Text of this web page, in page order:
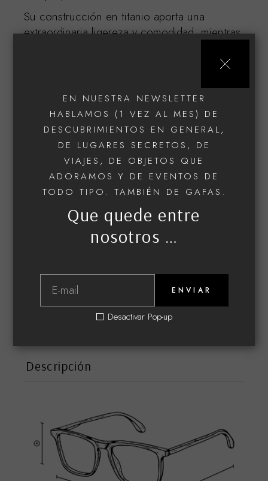
Su construcción en titanio aporta una
extraordinaria ligereza y comodidad, mientras
resultado es una montura exclusiva, llena de
carácter y diseñada para quienes valoran los
detalles auténticos.
Hecha en Japón. Grabada artesanalmente. Un
diseño donde la artesanía y la elegancia se
encuentran en cada detalle.
1 disponibles
CATEGORÍAS: MATSUDA
Descripción
EN NUESTRA NEWSLETTER
HABLAMOS (1 VEZ AL MES) DE
DESCUBRIMIENTOS EN GENERAL,
DE LUGARES SECRETOS, DE
VIAJES, DE OBJETOS QUE
ADORAMOS Y DE EVENTOS DE
TODO TIPO. TAMBIÉN DE GAFAS.
Que quede entre
nosotros …
ENVIAR
Desactivar Pop-up